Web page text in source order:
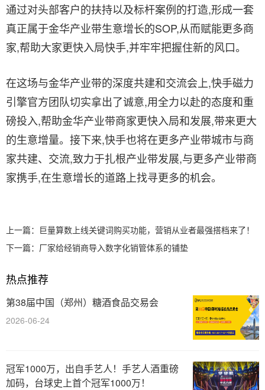
通过对头部客户的扶持以及标杆案例的打造,形成一套
真正属于金华产业带生意增长的SOP,从而赋能更多商
家,帮助大家更快入局快手,并牢牢把握住新的风口。
在这场与金华产业带的深度共建和交流会上,快手磁力
引擎官方团队切实拿出了诚意,用全力以赴的态度和重
磅投入,帮助金华产业带商家更快入局和发展,带来更大
的生意增量。接下来,快手也将在更多产业带城市与商
家共建、交流,致力于扎根产业带发展,与更多产业带商
家携手,在生意增长的道路上找寻更多的机会。
上一篇： 巨量算数上线关键词购买功能，营销从业者最强搭档来了！
下一篇： 厂家给经销商导入数字化销管体系的铺垫
热点推荐
第38届中国（郑州）糖酒食品交易会
2026-06-24
冠军1000万，出自手艺人！手艺人酒重磅
加码，台球史上首个冠军1000万！